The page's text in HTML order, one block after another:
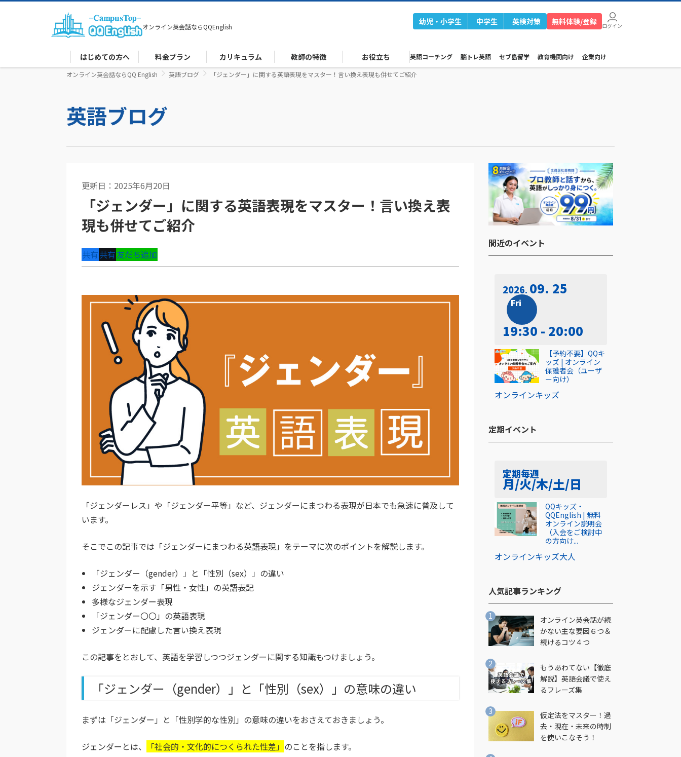
オンライン英会話ならQQEnglish
幼児・小学生 中学生 英検対策 無料体験/登録 ログイン
はじめての方へ 料金プラン カリキュラム 教師の特徴 お役立ち 英語コーチング 脳トレ英語 セブ島留学 教育機関向け 企業向け
オンライン英会話ならQQ English 英語ブログ 「ジェンダー」に関する英語表現をマスター！言い換え表現も併せてご紹介
英語ブログ
更新日：2025年6月20日
「ジェンダー」に関する英語表現をマスター！言い換え表
現も併せてご紹介
共有共有友だち追加
「ジェンダーレス」や「ジェンダー平等」など、ジェンダーにまつわる表現が日本でも急速に普及して
います。
そこでこの記事では「ジェンダーにまつわる英語表現」をテーマに次のポイントを解説します。
「ジェンダー（gender）」と「性別（sex）」の違い
ジェンダーを示す「男性・女性」の英語表記
多様なジェンダー表現
「ジェンダー〇〇」の英語表現
ジェンダーに配慮した言い換え表現
この記事をとおして、英語を学習しつつジェンダーに関する知識もつけましょう。
「ジェンダー（gender）」と「性別（sex）」の意味の違い
まずは「ジェンダー」と「性別学的な性別」の意味の違いをおさえておきましょう。
ジェンダーとは、 「社会的・文化的につくられた性差」 のことを指します。
間近のイベント​
2026 09. 25
Fri
19:30 - 20:00
オンラインキッズ
【予約不要】QQキ
ッズ | オンライン
保護者会（ユーザ
ー向け）
定期イベント​
定期毎週
月/火/木/土/日
オンラインキッズ大人
QQキッズ・
QQEnglish | 無料
オンライン説明会
（入会をご検討中
の方向け...
人気記事ランキング​
オンライン英会話が続
かない主な要因６つ＆
続けるコツ４つ
もうあわてない【徹底
解説】英語会議で使え
るフレーズ集
仮定法をマスター！過
去・現在・未来の時制
を使いこなそう！